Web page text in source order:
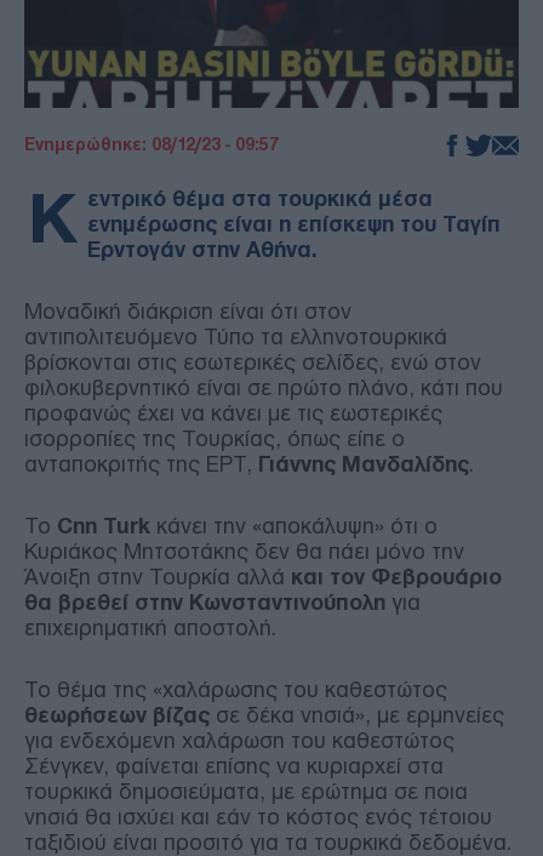
Ενημερώθηκε: 08/12/23 - 09:57
Κ εντρικό θέμα στα τουρκικά μέσα
ενημέρωσης είναι η επίσκεψη του Ταγίπ
Ερντογάν στην Αθήνα.
Μοναδική διάκριση είναι ότι στον
αντιπολιτευόμενο Τύπο τα ελληνοτουρκικά
βρίσκονται στις εσωτερικές σελίδες, ενώ στον
φιλοκυβερνητικό είναι σε πρώτο πλάνο, κάτι που
προφανώς έχει να κάνει με τις εωστερικές
ισορροπίες της Τουρκίας, όπως είπε ο
ανταποκριτής της ΕΡΤ, Γιάννης Μανδαλίδης.
Το Cnn Turk κάνει την «αποκάλυψη» ότι ο
Κυριάκος Μητσοτάκης δεν θα πάει μόνο την
Άνοιξη στην Τουρκία αλλά και τον Φεβρουάριο
θα βρεθεί στην Κωνσταντινούπολη για
επιχειρηματική αποστολή.
Το θέμα της «χαλάρωσης του καθεστώτος
θεωρήσεων βίζας σε δέκα νησιά», με ερμηνείες
για ενδεχόμενη χαλάρωση του καθεστώτος
Σένγκεν, φαίνεται επίσης να κυριαρχεί στα
τουρκικά δημοσιεύματα, με ερώτημα σε ποια
νησιά θα ισχύει και εάν το κόστος ενός τέτοιου
ταξιδιού είναι προσιτό για τα τουρκικά δεδομένα.